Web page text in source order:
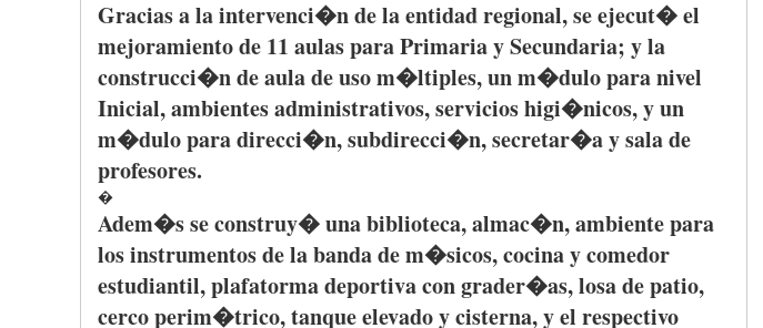
Gracias a la intervenci�n de la entidad regional, se ejecut� el
mejoramientode 11 aulasparaPrimariaySecundaria; y la
construcci�nde aula de uso m�ltiples, un m�duloparanivel
Inicial,ambientesadministrativos, servicios higi�nicos, y un
m�duloparadirecci�n, subdirecci�n, secretar�a y sala de
profesores.
�
Adem�s se construy�unabiblioteca, almac�n, ambientepara
los instrumentos de la banda de m�sicos, cocina y comedor
estudiantil, plafatorma deportiva con grader�as, losa de patio,
cerco perim�trico, tanque elevado y cisterna, y el respectivo